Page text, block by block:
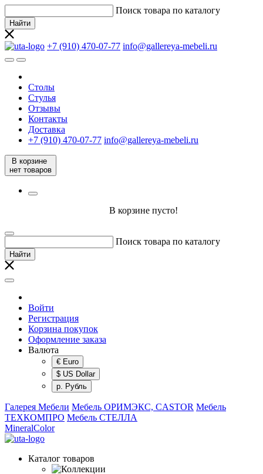
Поиск товара по каталогу
Найти
+7 (910) 470-07-77 info@gallereya-mebeli.ru
Столы
Стулья
Отзывы
Контакты
Доставка
+7 (910) 470-07-77 info@gallereya-mebeli.ru
В корзине
нет товаров
В корзине пусто!
Поиск товара по каталогу
Найти
Войти
Регистрация
Корзина покупок
Оформление заказа
Валюта
€ Euro
$ US Dollar
р. Рубль
Галерея Мебели Мебель ОРИМЭКС, CASTOR Мебель
ТЕХКОМПРО Мебель СТЕЛЛА
MineralColor
Каталог товаров